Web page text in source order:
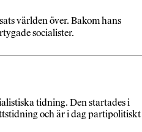
världen över. Bakom hans
socialister.
tidning. Den startades i
och är i dag partipolitiskt